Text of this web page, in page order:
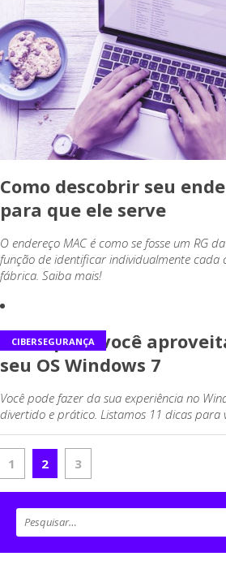
Como descobrir seu
para que ele serve
O endereço MAC é como se fosse um RG
função de identificar individualmente
fábrica. Saiba mais!
CIBERSEGURANÇA
Dicas para você
seu OS Windows 7
Você pode fazer da sua experiência no
divertido e prático. Listamos 11 dicas para
1 2 3